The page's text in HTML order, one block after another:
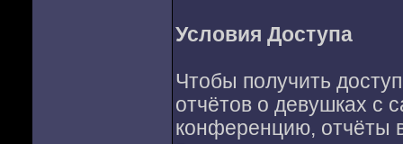
Условия Доступа
Чтобы получить
отчётов о девушках с
конференцию, отчёты